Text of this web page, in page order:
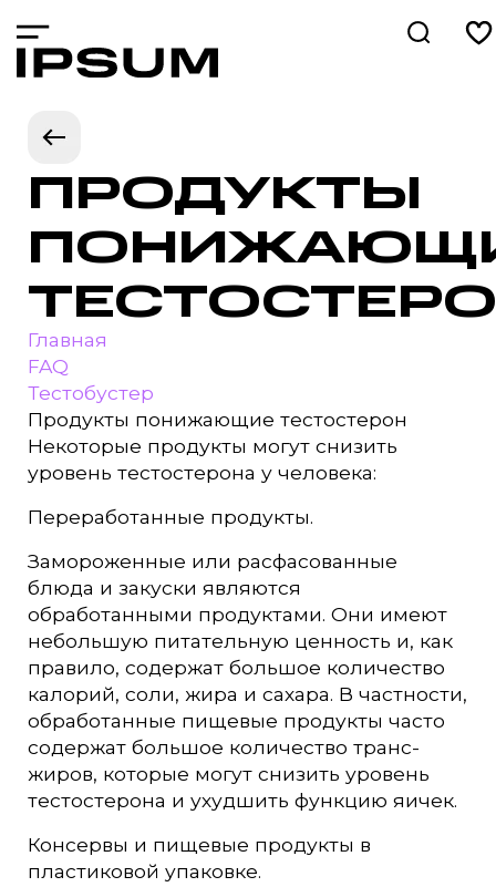
ПРОДУКТЫ
Главная
FAQ
Тестобустер
Продукты понижающие тестостерон
Некоторые продукты могут снизить
уровень тестостерона у человека:
Переработанные продукты.
Замороженные или расфасованные
блюда и закуски являются
обработанными продуктами. Они имеют
небольшую питательную ценность и, как
правило, содержат большое количество
калорий, соли, жира и сахара. В частности,
обработанные пищевые продукты часто
содержат большое количество транс-
жиров, которые могут снизить уровень
тестостерона и ухудшить функцию яичек.
Консервы и пищевые продукты в
пластиковой упаковке.